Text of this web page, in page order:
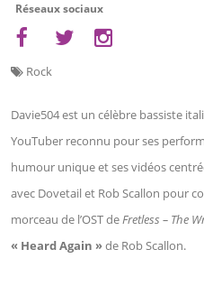
Réseaux sociaux
Rock
Davie504 est un célèbre bassiste
YouTuber reconnu pour ses
humour unique et ses vidéos
avec Dovetail et Rob Scallon pour
morceau de l’OST deFretless – The
« Heard Again »de Rob Scallon.